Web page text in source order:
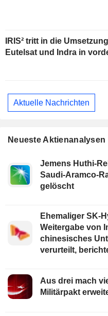
IRIS² tritt in die
Eutelsat und Indra in
Aktuelle Nachrichten
Neueste Aktienanalysen
Jemens Huthi-
Saudi-Aramco-
gelöscht
Ehemaliger SK-
Weitergabe von
chinesisches
verurteilt,
Aus drei mach
Militärpakt